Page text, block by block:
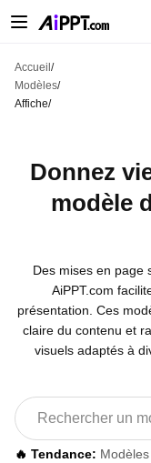
Accueil /
Modèles/
Affiche/
Donnez
modèle
Des mises en page
AiPPT.com
présentation. Ces
claire du contenu et
visuels adaptés à
🔥 Tendance: